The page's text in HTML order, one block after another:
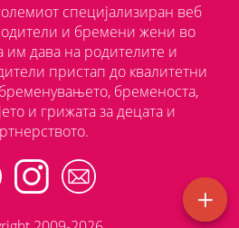
специјализиран веб
и бремени жени во
им дава на родителите и
пристап до квалитетни
бременоста,
и грижата за децата и